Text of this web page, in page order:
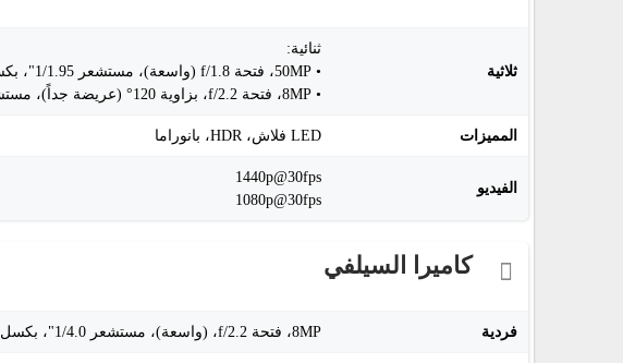
ثلاثية
ثنائية:
• 50MP، فتحة f/1.8 (واسعة)، مستشعر 1/1.95"، بكسل 0.8µm، تركيز PDAF
• 8MP، فتحة f/2.2، بزاوية 120° (عريضة جداً)، مستشعر 1/4.0"، بكسل 1.12µm
المميزات LED فلاش، HDR، بانوراما
الفيديو
1440p@30fps
1080p@30fps
كاميرا السيلفي
فردية 8MP، فتحة f/2.2، (واسعة)، مستشعر 1/4.0"، بكسل 1.12µm